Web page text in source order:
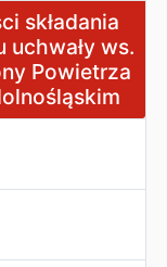
uwag i
składania
ws.
Powietrza